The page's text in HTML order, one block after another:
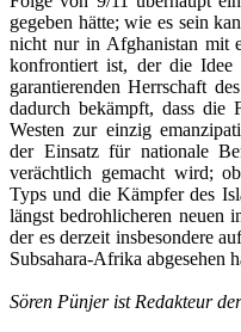
gegeben hätte; wie es sein
nicht nur in Afghanistan mit
konfrontiert ist, der die Idee
garantierenden Herrschaft
dadurch bekämpft, dass die
Westen zur einzig
der Einsatz für nationale
verächtlich gemacht wird;
Typs und die Kämpfer des
längst bedrohlicheren neuen
der es derzeit insbesondere
Subsahara-Afrika abgesehen
Sören Pünjer ist Redakteur